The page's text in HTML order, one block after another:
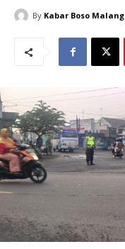
By Kabar Boso Malang